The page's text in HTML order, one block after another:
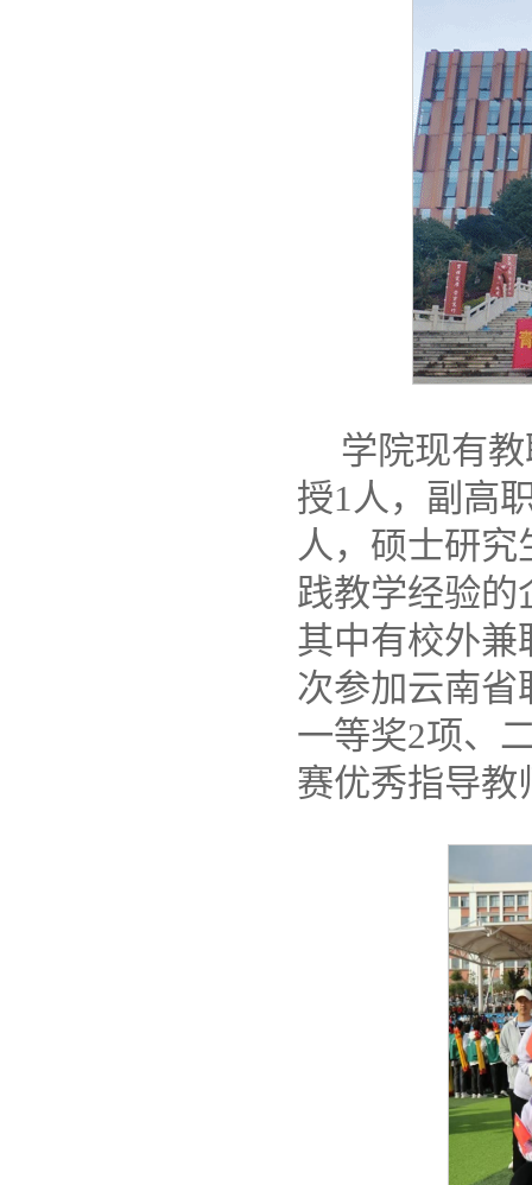
学院现有
授1人，副高
人，硕士研究
践教学经验的
其中有校外兼
次参加云南省
一等奖2项、
赛优秀指导教